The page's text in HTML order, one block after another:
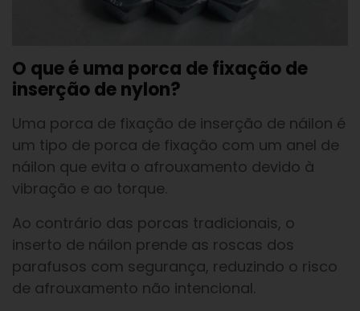
O que é uma porca de fixação de
inserção de nylon?
Uma porca de fixação de inserção de náilon é
um tipo de porca de fixação com um anel de
náilon que evita o afrouxamento devido à
vibração e ao torque.
Ao contrário das porcas tradicionais, o
inserto de náilon prende as roscas dos
parafusos com segurança, reduzindo o risco
de afrouxamento não intencional.